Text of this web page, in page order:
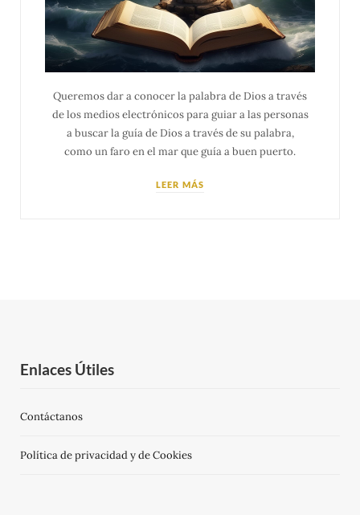
Queremos dar a conocer la palabra de Dios a través
de los medios electrónicos para guiar a las personas
a buscar la guía de Dios a través de su palabra,
como un faro en el mar que guía a buen puerto.
LEER MÁS
Enlaces Útiles
Contáctanos
Política de privacidad y de Cookies